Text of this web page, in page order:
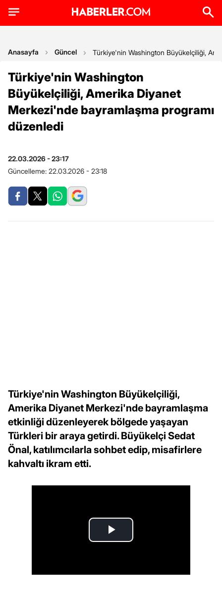
Anasayfa Güncel Türkiye'nin Washington Büyükelçiliği,
Türkiye'nin Washington
Büyükelçiliği, Amerika Diyanet
Merkezi'nde bayramlaşma programı
düzenledi
22.03.2026 - 23:17
Güncelleme: 22.03.2026 - 23:18
Türkiye'nin Washington Büyükelçiliği,
Amerika Diyanet Merkezi'nde bayramlaşma
etkinliği düzenleyerek bölgede yaşayan
Türkleri bir araya getirdi. Büyükelçi Sedat
Önal, katılımcılarla sohbet edip, misafirlere
kahvaltı ikram etti.